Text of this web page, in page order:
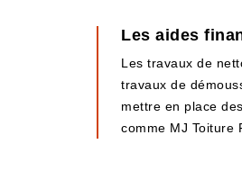
Les aides
Les travaux de
travaux de
mettre en place
comme MJ Toiture